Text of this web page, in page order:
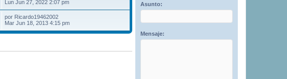
Lun Jun 27, 2022 2:07 pm
por Ricardo19462002
Mar Jun 18, 2013 4:15 pm
Asunto:
Mensaje: